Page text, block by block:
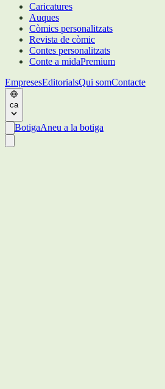
Caricatures
Auques
Còmics personalitzats
Revista de còmic
Contes personalitzats
Conte a midaPremium
EmpresesEditorialsQui somContacte
ca
BotigaAneu a la botiga